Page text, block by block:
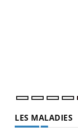
LES MALADIES